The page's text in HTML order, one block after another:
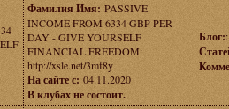
Фамилия Имя: PASSIVE
INCOME FROM 6334 GBP PER
DAY - GIVE YOURSELF
FINANCIAL FREEDOM:
http://xsle.net/3mf8y
На сайте с: 04.11.2020
В клубах не состоит.
Блог::